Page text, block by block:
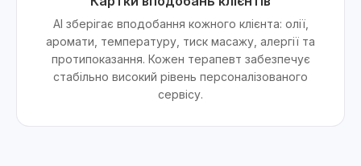
AI зберігає вподобання кожного клієнта: олії,
аромати, температуру, тиск масажу, алергії та
протипоказання. Кожен терапевт забезпечує
стабільно високий рівень персоналізованого
сервісу.